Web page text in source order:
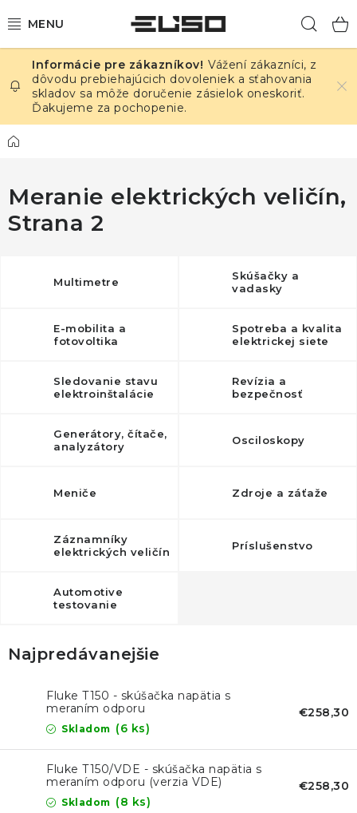
na
ELEKTRINA
TEPLOTA A VLHKOSŤ
TLAK A ÚNIKY
ZÁZNAMNÍKY
KALIBRÁCIA
TLAČ DPS
ZNAČKY
Obchodné podmienky Slovník pojmov
Vážení zákazníci, z
dôvodu prebiehajúcich dovoleniek a sťahovania
skladov sa môže doručenie zásielok oneskoriť.
Ďakujeme za pochopenie.
Domov
Meranie elektrických veličín,
Strana 2
Multimetre
Skúšačky a
vadasky
E-mobilita a
fotovoltika
Spotreba a kvalita
elektrickej siete
Sledovanie stavu
elektroinštalácie
Revízia a
bezpečnosť
Generátory, čítače,
analyzátory
Osciloskopy
Meniče Zdroje a záťaže
Záznamníky
elektrických veličín
Príslušenstvo
Automotive
testovanie
Najpredávanejšie
Fluke T150 - skúšačka napätia s
meraním odporu
Skladom (6 ks)
€258,30
Fluke T150/VDE - skúšačka napätia s
meraním odporu (verzia VDE)
Skladom (8 ks)
€258,30